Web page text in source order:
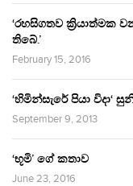
‘රහසිගතව ක්‍රියාත්මක
තිබේ.’
February 15, 2016
‘හිමින්සැරේ පියා විදා‘
September 9, 2013
‘භූමි’ ගේ කතාව
June 23, 2016